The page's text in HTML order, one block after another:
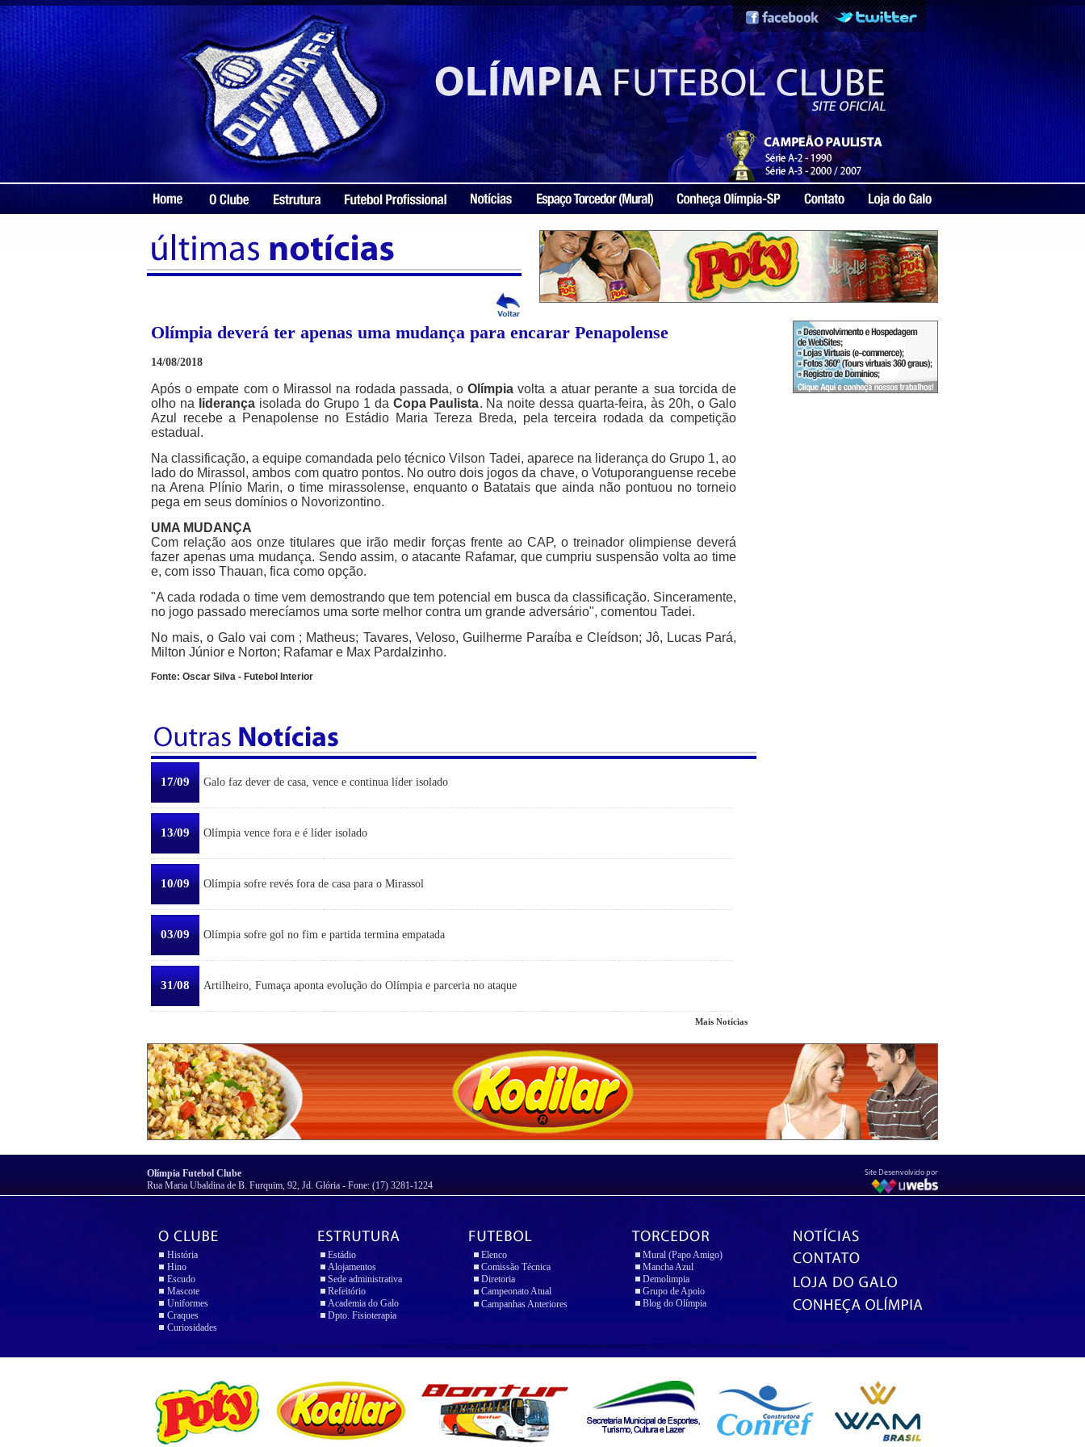
Olímpia deverá ter apenas uma mudança para encarar Penapolense
14/08/2018
Após o empate com o Mirassol na rodada passada, oOlímpia volta a atuar perante a sua torcida de
olho na
liderançaisolada do Grupo 1 da Copa Paulista. Na noite dessa quarta-feira, às 20h, o Galo
Azul recebe a Penapolense no Estádio Maria Tereza Breda, pela terceira rodada da competição
estadual.
Na classificação, a equipe comandada pelo técnico Vilson Tadei, aparece na liderança do Grupo 1, ao
lado do Mirassol, ambos com quatro pontos. No outro dois jogos da chave, o Votuporanguense recebe
na Arena Plínio Marin, o time mirassolense, enquanto o Batatais que ainda não pontuou no torneio
pega em seus domínios o Novorizontino.
UMA MUDANÇA
Com relação aos onze titulares que irão medir forças frente ao CAP, o treinador olimpiense deverá
fazer apenas uma mudança. Sendo assim, o atacante Rafamar, que cumpriu suspensão volta ao time
e, com isso Thauan, fica como opção.
"A cada rodada o time vem demostrando que tem potencial em busca da classificação. Sinceramente,
no jogo passado merecíamos uma sorte melhor contra um grande adversário", comentou Tadei.
No mais, o Galo vai com ; Matheus; Tavares, Veloso, Guilherme Paraíba e Cleídson; Jô, Lucas Pará,
Milton Júnior e Norton; Rafamar e Max Pardalzinho.
Fonte: Oscar Silva - Futebol Interior
17/09 Galo faz dever de casa, vence e continua líder isolado
13/09 Olímpia vence fora e é líder isolado
10/09 Olímpia sofre revés fora de casa para o Mirassol
03/09 Olímpia sofre gol no fim e partida termina empatada
31/08 Artilheiro, Fumaça aponta evolução do Olímpia e parceria no ataque
Mais Notícias
Olímpia Futebol Clube
Rua Maria Ubaldina de B. Furquim, 92, Jd. Glória - Fone: (17) 3281-1224
Site Desenvolvido por
História
Hino
Escudo
Mascote
Uniformes
Craques
Curiosidades
Estádio
Alojamentos
Sede administrativa
Refeitório
Academia do Galo
Dpto. Fisioterapia
Elenco
Comissão Técnica
Diretoria
Campeonato Atual
Campanhas Anteriores
Mural (Papo Amigo)
Mancha Azul
Demolimpia
Grupo de Apoio
Blog do Olímpia